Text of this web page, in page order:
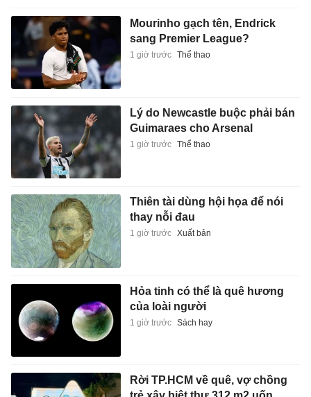
Lý do Newcastle buộc phải bán
Guimaraes cho Arsenal
1 giờ trước Thể thao
Thiên tài dùng hội họa để nói
thay nỗi đau
1 giờ trước Xuất bản
Hỏa tinh có thể là quê hương
của loài người
1 giờ trước Sách hay
Rời TP.HCM về quê, vợ chồng
trẻ xây biệt thự 312 m2 uốn
lượn lạ mắt
Thông số giúp tuyển Việt Nam
đứng đầu ASEAN Cup 2026